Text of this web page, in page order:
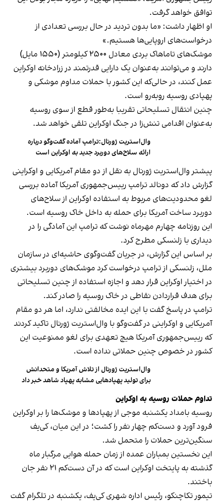
توافق خواهد گرفت.
او اظهار داشت: «ما بدون تردید در حال بررسی تعدادی از
درخواست‌های اروپایی‌ها هستیم.»
موشک‌های تاماهاک بردی معادل ۲۵۰۰ کیلومتر (۱۵۵۰ مایل)
دارند و می‌توانند به‌عنوان یک دارایی قدرتمند در زرادخانه اوکراین
عمل کنند، در حالی‌که این کشور با حملات مداوم موشکی و
پهپادی روسیه روبه‌رو است.
چنین انتقال تسلیحاتی تقریبا به‌طور قطع از سوی روسیه
به‌عنوان اقدامی تنش‌زا در جنگ اوکراین تلقی خواهد شد.
وال‌استریت ژورنال:ترامپ آماده گفت‌وگو درباره
ارائه سلاح‌های دوربرد جدید به اوکراین است
پیشتر وال‌استریت ژورنال به نقل از دو مقام آمریکایی و اوکراینی
گزارش داد که دونالد ترامپ رییس‌جمهوری آمریکا آماده بررسی
لغو محدودیت‌های مربوط به استفاده اوکراین از سلاح‌های
دوربرد ساخت آمریکا برای حمله به داخل خاک روسیه است.
این روزنامه چهارم مهرماه نوشت که ترامپ این آمادگی را در
دیداری با زلنسکی مطرح کرد.
بر اساس این گزارش، در جریان گفت‌وگوی حاشیه‌ای در سازمان
ملل، زلنسکی از ترامپ درخواست کرد موشک‌های دوربرد بیشتری
در اختیار اوکراین قرار دهد و اجازه استفاده از چنین تسلیحاتی
برای هدف قراردادن نقاطی در خاک روسیه را صادر کند.
ترامپ در پاسخ گفت با این ایده مخالفتی ندارد، اما هر دو مقام
آمریکایی و اوکراینی در گفت‌وگو با وال‌استریت ژورنال تاکید کردند
که رییس‌جمهوری آمریکا هیچ تعهدی برای لغو ممنوعیت این
کشور در خصوص چنین حملاتی نداده است.
وال‌استریت ژورنال از تلاش آمریکا و متحدانش
برای تولید پهپادهایی مشابه پهپاد شاهد خبر داد
تداوم حملات روسیه به اوکراین
روسیه بامداد یکشنبه موجی از پهپادها و موشک‌ها را بر اوکراین
فرود آورد و دست‌کم چهار نفر را کشت؛ در این میان، کی‌یف
سنگین‌ترین حملات را متحمل شد.
این نخستین بمباران عمده از زمان حمله هوایی مرگبار ماه
گذشته به پایتخت اوکراین است که در آن دست‌کم ۲۱ نفر جان
باختند.
تیمور تکاچنکو، رئیس اداره شهری کی‌یف، یکشنبه در تلگرام گفت